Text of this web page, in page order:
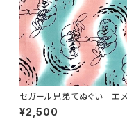
セガール兄弟てぬぐい エ
ルド×ピンク
¥2,500